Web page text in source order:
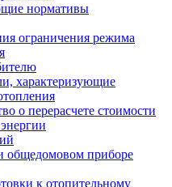
нормативы
ограничения режима
характеризующие
о перерасчете стоимости
общедомовом приборе
к отопительному